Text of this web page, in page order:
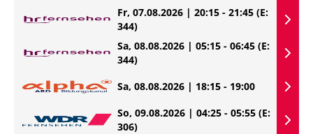
Fr, 07.08.2026 | 20:15 - 21:45 (E:
344)
Sa, 08.08.2026 | 05:15 - 06:45 (E:
344)
Sa, 08.08.2026 | 18:15 - 19:00
So, 09.08.2026 | 04:25 - 05:55 (E:
306)